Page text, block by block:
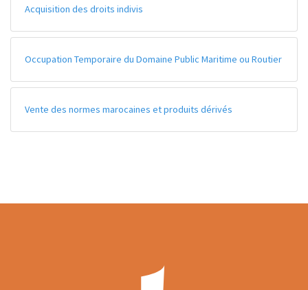
Acquisition des droits indivis
Occupation Temporaire du Domaine Public Maritime ou Routier
Vente des normes marocaines et produits dérivés